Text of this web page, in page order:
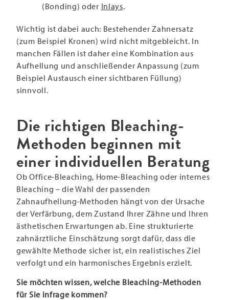
(Bonding) oder Inlays.
Wichtig ist dabei auch: Bestehender Zahnersatz
(zum Beispiel Kronen) wird nicht mitgebleicht. In
manchen Fällen ist daher eine Kombination aus
Aufhellung und anschließender Anpassung (zum
Beispiel Austausch einer sichtbaren Füllung)
sinnvoll.
Die richtigen Bleaching-
Methoden beginnen mit
einer individuellen Beratung
Ob Office-Bleaching, Home-Bleaching oder internes
Bleaching – die Wahl der passenden
Zahnaufhellung-Methoden hängt von der Ursache
der Verfärbung, dem Zustand Ihrer Zähne und Ihren
ästhetischen Erwartungen ab. Eine strukturierte
zahnärztliche Einschätzung sorgt dafür, dass die
gewählte Methode sicher ist, ein realistisches Ziel
verfolgt und ein harmonisches Ergebnis erzielt.
Sie möchten wissen, welche Bleaching-Methoden
für Sie infrage kommen?